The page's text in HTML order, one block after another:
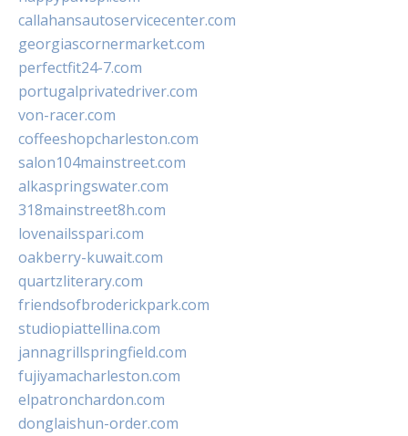
callahansautoservicecenter.com
georgiascornermarket.com
perfectfit24-7.com
portugalprivatedriver.com
von-racer.com
coffeeshopcharleston.com
salon104mainstreet.com
alkaspringswater.com
318mainstreet8h.com
lovenailsspari.com
oakberry-kuwait.com
quartzliterary.com
friendsofbroderickpark.com
studiopiattellina.com
jannagrillspringfield.com
fujiyamacharleston.com
elpatronchardon.com
donglaishun-order.com